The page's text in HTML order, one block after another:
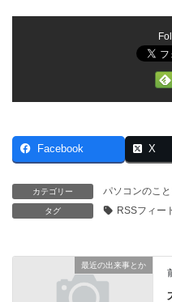
Facebook X
カテゴリー パソコンのこ
タグ RSSフィー
最近の出来事とか